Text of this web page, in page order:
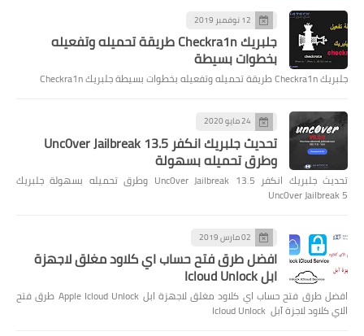
12 نوفمبر 2019
جلبريك Checkra1n طريقة تحميله وتفعيله
بخطوات بسيطة
جلبريك Checkra1n طريقة تحميله وتفعيله بخطوات بسيطة جلبريك Checkra1n
24 مايو 2020
تحديث جلبريك انكفر Unc0ver Jailbreak 13.5
وطرق تحميله بسهولة
تحديث جلبريك انكفر Unc0ver Jailbreak 13.5 وطرق تحميله بسهولة جلبريك
Unc0ver Jailbreak 5
02 مارس 2019
افضل طرق فتح حساب اي كلاود مغلق لاجهزة
ابل Icloud Unlock
افضل طرق فتح حساب اي كلاود مغلق لاجهزة ابل Apple Icloud Unlock طرق فتح
الاي كلاود لاجزة آبل Icloud Unlock